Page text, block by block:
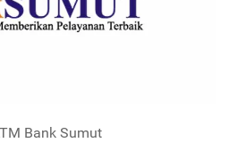
Bank Sumut